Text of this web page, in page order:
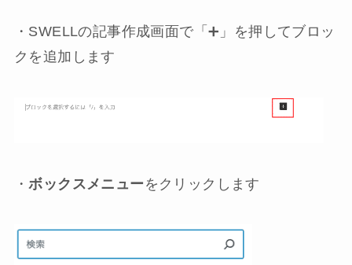
・SWELLの記事作成画面で「➕」を押してブロッ
クを追加します
・ボックスメニュー をクリックします